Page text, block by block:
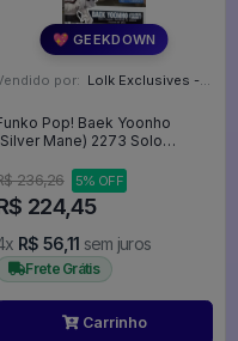
💖 GEEKDOWN
por: Lolk Exclusives - SP
Pop! Baek Yoonho
Mane) 2273 Solo
Solo Leveling #2273
236,26 5% OFF
224,45
R$ 56,11 sem juros
Frete Grátis
Carrinho